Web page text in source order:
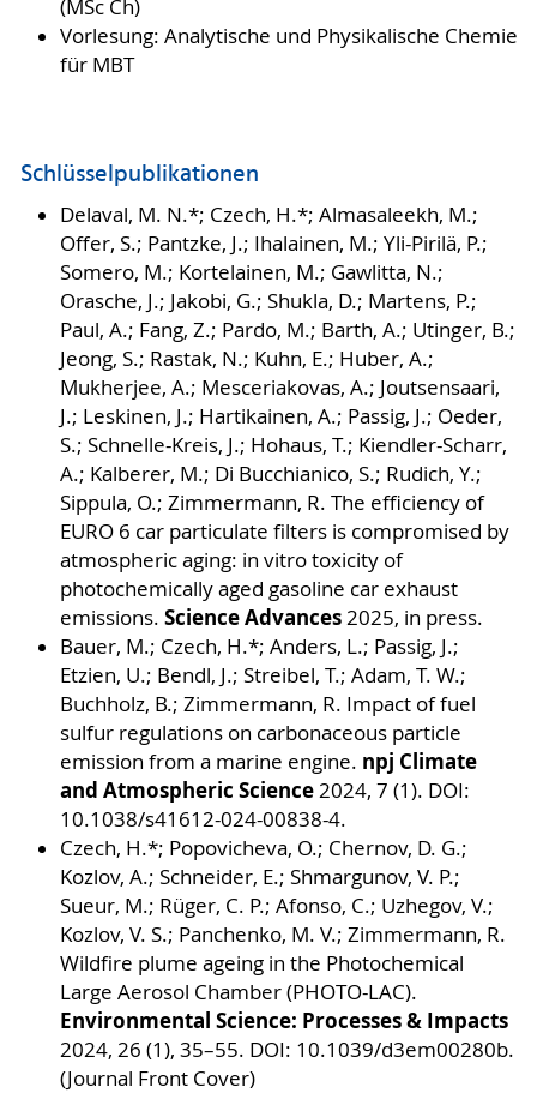
(MSc Ch)
Vorlesung: Analytische und Physikalische Chemie
für MBT
Schlüsselpublikationen
Delaval, M. N.*; Czech, H.*; Almasaleekh, M.;
Offer, S.; Pantzke, J.; Ihalainen, M.; Yli-Pirilä, P.;
Somero, M.; Kortelainen, M.; Gawlitta, N.;
Orasche, J.; Jakobi, G.; Shukla, D.; Martens, P.;
Paul, A.; Fang, Z.; Pardo, M.; Barth, A.; Utinger, B.;
Jeong, S.; Rastak, N.; Kuhn, E.; Huber, A.;
Mukherjee, A.; Mesceriakovas, A.; Joutsensaari,
J.; Leskinen, J.; Hartikainen, A.; Passig, J.; Oeder,
S.; Schnelle-Kreis, J.; Hohaus, T.; Kiendler-Scharr,
A.; Kalberer, M.; Di Bucchianico, S.; Rudich, Y.;
Sippula, O.; Zimmermann, R. The efficiency of
EURO 6 car particulate filters is compromised by
atmospheric aging: in vitro toxicity of
photochemically aged gasoline car exhaust
emissions. Science Advances2025, in press.
Bauer, M.; Czech, H.*; Anders, L.; Passig, J.;
Etzien, U.; Bendl, J.; Streibel, T.; Adam, T. W.;
Buchholz, B.; Zimmermann, R. Impact of fuel
sulfur regulations on carbonaceous particle
emission from a marine engine. npj Climate
and Atmospheric Science2024, 7 (1). DOI:
10.1038/s41612-024-00838-4.
Czech, H.*; Popovicheva, O.; Chernov, D. G.;
Kozlov, A.; Schneider, E.; Shmargunov, V. P.;
Sueur, M.; Rüger, C. P.; Afonso, C.; Uzhegov, V.;
Kozlov, V. S.; Panchenko, M. V.; Zimmermann, R.
Wildfire plume ageing in the Photochemical
Large Aerosol Chamber (PHOTO-LAC).
Environmental Science: Processes & Impacts
2024, 26 (1), 35–55. DOI: 10.1039/d3em00280b.
(Journal Front Cover)